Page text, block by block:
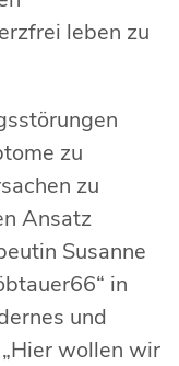
leben zu
zu
zu
Ansatz
Susanne
in
und
wollen wir